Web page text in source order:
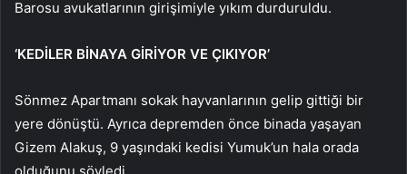
Barosu avukatlarının girişimiyle yıkım durduruldu.
‘KEDİLER BİNAYA GİRİYOR VE ÇIKIYOR’
Sönmez Apartmanı sokak hayvanlarının gelip gittiği bir
yere dönüştü. Ayrıca depremden önce binada yaşayan
Gizem Alakuş, 9 yaşındaki kedisi Yumuk’un hala orada
olduğunu söyledi.